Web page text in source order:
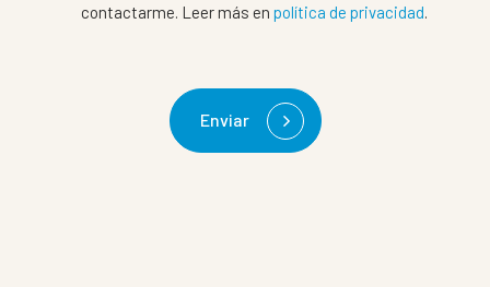
contactarme. Leer más en política de privacidad.
Enviar